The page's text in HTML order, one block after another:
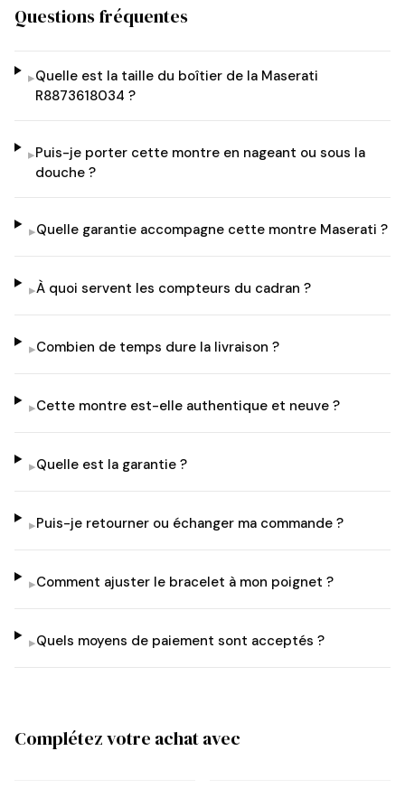
Questions fréquentes
▸Quelle est la taille du boîtier de la Maserati
R8873618034 ?
▸Puis-je porter cette montre en nageant ou sous la
douche ?
▸Quelle garantie accompagne cette montre Maserati ?
▸À quoi servent les compteurs du cadran ?
▸Combien de temps dure la livraison ?
▸Cette montre est-elle authentique et neuve ?
▸Quelle est la garantie ?
▸Puis-je retourner ou échanger ma commande ?
▸Comment ajuster le bracelet à mon poignet ?
▸Quels moyens de paiement sont acceptés ?
Complétez votre achat avec